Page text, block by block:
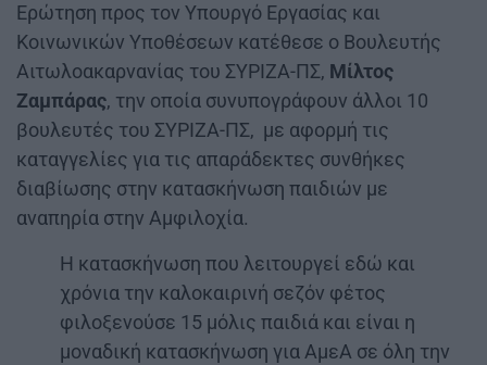
Ερώτηση προς τον Υπουργό Εργασίας και
Κοινωνικών Υποθέσεων κατέθεσε ο Βουλευτής
Αιτωλοακαρνανίας του ΣΥΡΙΖΑ-ΠΣ, Μίλτος
Ζαμπάρας, την οποία συνυπογράφουν άλλοι 10
βουλευτές του ΣΥΡΙΖΑ-ΠΣ, με αφορμή τις
καταγγελίες για τις απαράδεκτες συνθήκες
διαβίωσης στην κατασκήνωση παιδιών με
αναπηρία στην Αμφιλοχία.
Η κατασκήνωση που λειτουργεί εδώ και
χρόνια την καλοκαιρινή σεζόν φέτος
φιλοξενούσε 15 μόλις παιδιά και είναι η
μοναδική κατασκήνωση για ΑμεΑ σε όλη την